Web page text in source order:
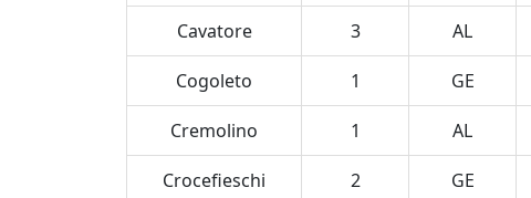
Cavatore 3 AL
Cogoleto 1 GE
Cremolino 1 AL
Crocefieschi 2 GE